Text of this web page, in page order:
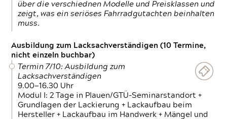
über die verschiednen Modelle und Preisklassen und
zeigt, was ein seriöses Fahrradgutachten beinhalten
muss.
Ausbildung zum Lacksachverständigen (10 Termine,
nicht einzeln buchbar)
Termin 7/10: Ausbildung zum
Lacksachverständigen
9.00—16.30 Uhr
Modul I: 2 Tage in Plauen/GTÜ-Seminarstandort +
Grundlagen der Lackierung + Lackaufbau beim
Hersteller + Lackaufbau im Handwerk + Mängel und